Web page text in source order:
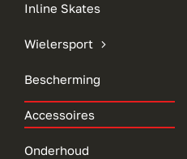
Inline Skates
Wielersport
Bescherming
Accessoires
Onderhoud